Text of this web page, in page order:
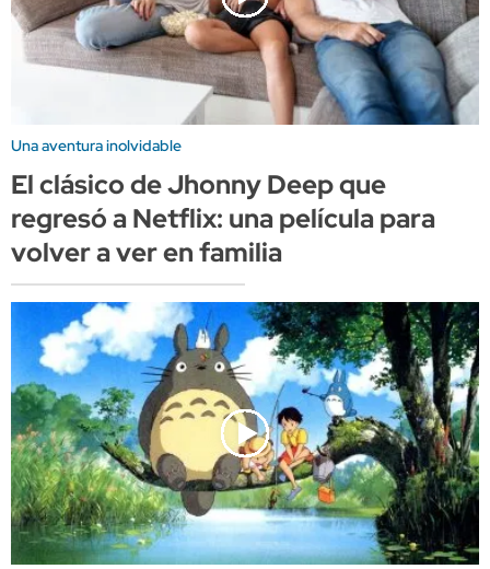
Una aventura inolvidable
El clásico de Jhonny Deep que
regresó a Netflix: una película para
volver a ver en familia